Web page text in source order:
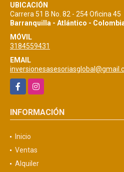
UBICACIÓN
Carrera 51 B No. 82 - 254 Oficina 45
Barranquilla - Atlántico -
MÓVIL
3184559431
EMAIL
FacebookInstagram
INFORMACIÓN
Inicio
Ventas
Alquiler